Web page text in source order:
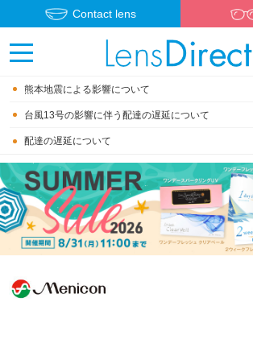
Contact lens
熊本地震による影響について
台風13号の影響に伴う配達の遅延について
配達の遅延について